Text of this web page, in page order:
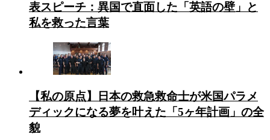
表スピーチ：異国で直面した「英語の壁」と
私を救った言葉
【私の原点】日本の救急救命士が米国パラメ
ディックになる夢を叶えた「5ヶ年計画」の全
貌